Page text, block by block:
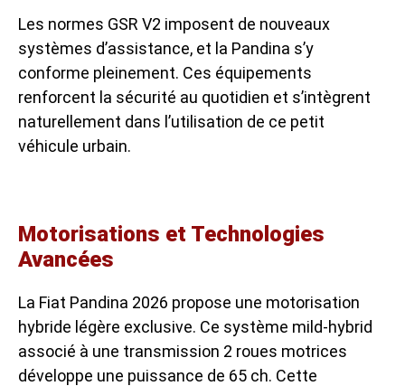
Les normes GSR V2 imposent de nouveaux
systèmes d’assistance, et la Pandina s’y
conforme pleinement. Ces équipements
renforcent la sécurité au quotidien et s’intègrent
naturellement dans l’utilisation de ce petit
véhicule urbain.
Motorisations et Technologies
Avancées
La Fiat Pandina 2026 propose une motorisation
hybride légère exclusive. Ce système mild-hybrid
associé à une transmission 2 roues motrices
développe une puissance de 65 ch. Cette